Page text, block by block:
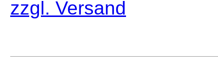
zzgl. Versand